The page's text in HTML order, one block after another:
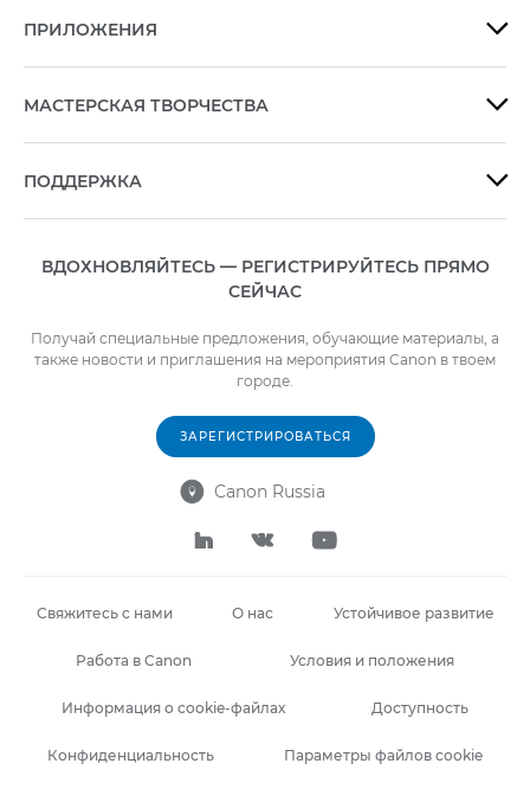
ПРИЛОЖЕНИЯ 
МАСТЕРСКАЯ ТВОРЧЕСТВА 
ПОДДЕРЖКА 
ВДОХНОВЛЯЙТЕСЬ — РЕГИСТРИРУЙТЕСЬ ПРЯМО
СЕЙЧАС
Получай специальные предложения, обучающие материалы, а
также новости и приглашения на мероприятия Canon в твоем
городе.
ЗАРЕГИСТРИРОВАТЬСЯ
 Canon Russia
  
Свяжитесь с нами О нас Устойчивое развитие
Работа в Canon Условия и положения
Информация о cookie-файлах Доступность
Конфиденциальность Параметры файлов cookie